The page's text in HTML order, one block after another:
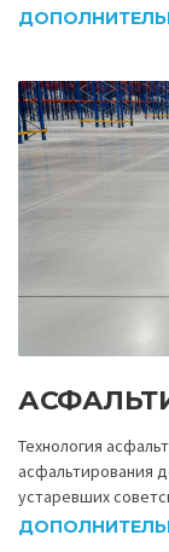
Технология
асфальтирования
устаревших